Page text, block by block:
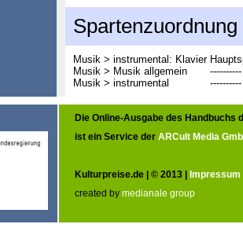
Spartenzuordnung
Musik > instrumental: Klavier
Musik > Musik allgemein
----------
Musik > instrumental
----------
Die Online-Ausgabe des Handbuchs
ist ein Service der ARCult Media
Kulturpreise.de | © 2013 | Impressum
created by medianale group